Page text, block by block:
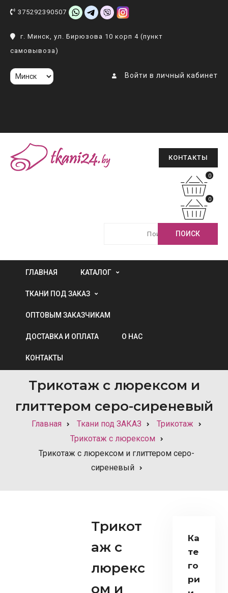
375292390507
г. Минск, ул. Бирюзова 10 корп 4 (пункт
самовывоза)
Войти в личный кабинет
КОНТАКТЫ
0
0
ГЛАВНАЯ КАТАЛОГ
ТКАНИ ПОД ЗАКАЗ
ОПТОВЫМ ЗАКАЗЧИКАМ
ДОСТАВКА И ОПЛАТА О НАС
КОНТАКТЫ
Трикотаж c люрексом и
глиттером серо-сиреневый
Главная Ткани под ЗАКАЗ
Трикотаж
Трикотаж с люрексом
Трикотаж c люрексом и глиттером серо-
сиреневый
Трикот
аж c
люрекс
ом и
Ка
те
го
ри